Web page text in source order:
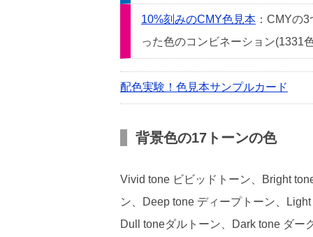
10%刻みのCMY色見本 ：CMYの
った色のコンビネーション(1331
配色実験！色見本サンプルカード
背景色の17トーンの色
Vivid tone ビビッドトーン、Bright
ン、Deep tone ディープトーン、
Dull toneダルトーン、Dark tone ダー